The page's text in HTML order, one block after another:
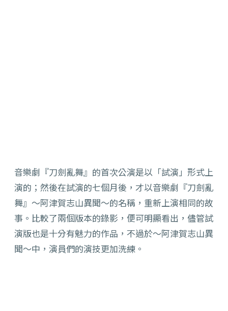
音樂劇『刀劍亂舞』的首次公演是以「試演」形式上
演的；然後在試演的七個月後，才以音樂劇『刀劍亂
舞』〜阿津賀志山異聞〜的名稱，重新上演相同的故
事。比較了兩個版本的錄影，便可明顯看出，儘管試
演版也是十分有魅力的作品，不過於〜阿津賀志山異
聞〜中，演員們的演技更加洗練。